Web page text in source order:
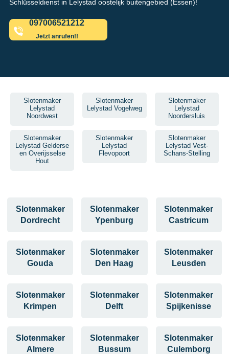
Schlüsseldienst in Lelystad oostelijk buitengebied (Essen)!
097006521212
Jetzt anrufen!!
Slotenmaker
Lelystad
Noordwest
Slotenmaker
Lelystad Vogelweg
Slotenmaker
Lelystad
Noordersluis
Slotenmaker
Lelystad Gelderse
en Overijsselse
Hout
Slotenmaker
Lelystad
Flevopoort
Slotenmaker
Lelystad Vest-
Schans-Stelling
Slotenmaker
Dordrecht
Slotenmaker
Ypenburg
Slotenmaker
Castricum
Slotenmaker
Gouda
Slotenmaker
Den Haag
Slotenmaker
Leusden
Slotenmaker
Krimpen
Slotenmaker
Delft
Slotenmaker
Spijkenisse
Slotenmaker
Almere
Slotenmaker
Bussum
Slotenmaker
Culemborg